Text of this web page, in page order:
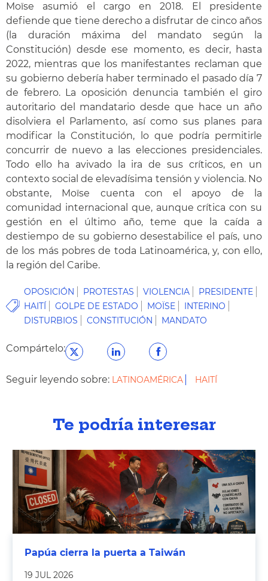
Moïse asumió el cargo en 2018. El presidente
defiende que tiene derecho a disfrutar de cinco años
(la duración máxima del mandato según la
Constitución) desde ese momento, es decir, hasta
2022, mientras que los manifestantes reclaman que
su gobierno debería haber terminado el pasado día 7
de febrero. La oposición denuncia también el giro
autoritario del mandatario desde que hace un año
disolviera el Parlamento, así como sus planes para
modificar la Constitución, lo que podría permitirle
concurrir de nuevo a las elecciones presidenciales.
Todo ello ha avivado la ira de sus críticos, en un
contexto social de elevadísima tensión y violencia. No
obstante, Moïse cuenta con el apoyo de la
comunidad internacional que, aunque crítica con su
gestión en el último año, teme que la caída a
destiempo de su gobierno desestabilice el país, uno
de los más pobres de toda Latinoamérica, y, con ello,
la región del Caribe.
OPOSICIÓN PROTESTAS VIOLENCIA
PRESIDENTE
HAITÍ
GOLPE DE ESTADO MOÏSE
INTERINO
DISTURBIOS
CONSTITUCIÓN MANDATO
Compártelo:
Seguir leyendo sobre: LATINOAMÉRICA HAITÍ
Te podría interesar
Papúa cierra la puerta a Taiwán
19 JUL 2026